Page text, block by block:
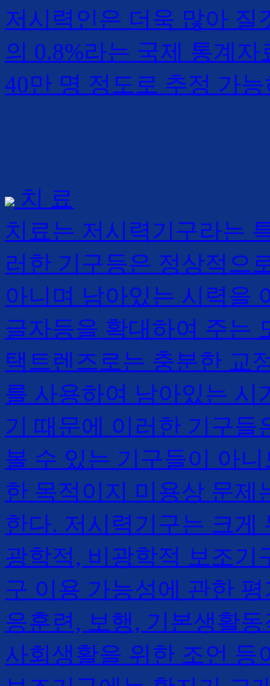
저시력인은 더욱 많아 질
의 0.8%라는 국제 통계
40만 명 정도로 추정 가
치 료
치료는 저시력기구라는
러한 기구등은 정상적으
아니며 남아있는 시력을
글자등을 확대하여 주는
택트렌즈로는 충분한 교
를 사용하여 남아있는 시
기 때문에 이러한 기구들
볼 수 있는 기구들이 아
한 목적이지 미용상 문제
한다. 저시력기구는 크게
광학적, 비광학적 보조기
구 이용 가능성에 관한
응훈련, 보행, 기본생활
사회생활을 위한 조언 등